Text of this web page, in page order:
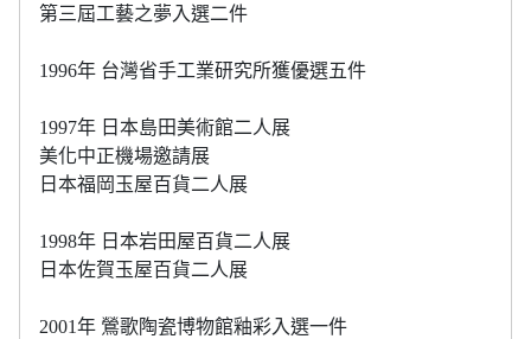
第三屆工藝之夢入選二件
1996年 台灣省手工業研究所獲優選五件
1997年 日本島田美術館二人展
美化中正機場邀請展
日本福岡玉屋百貨二人展
1998年 日本岩田屋百貨二人展
日本佐賀玉屋百貨二人展
2001年 鶯歌陶瓷博物館釉彩入選一件